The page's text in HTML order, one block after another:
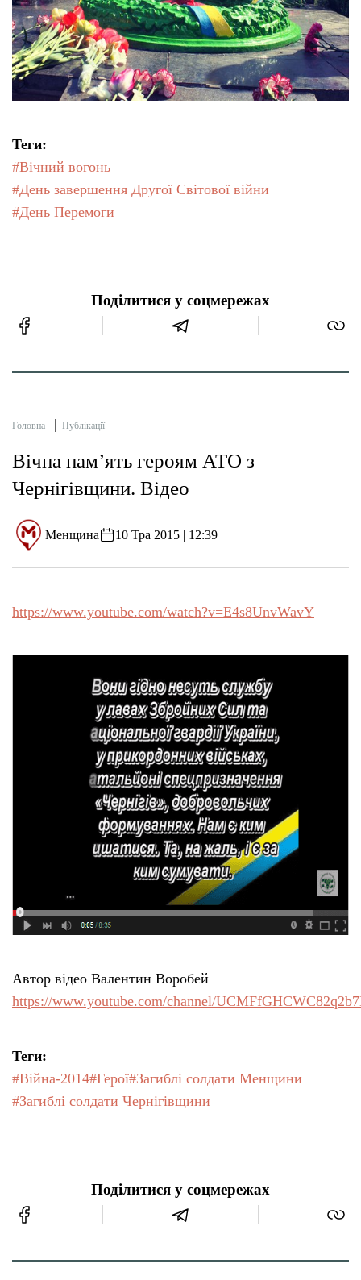
Теги:
#Вічний вогонь
#День завершення Другої Світової війни
#День Перемоги
Поділитися у соцмережах
Головна Публікації
Вічна пам’ять героям АТО з
Чернігівщини. Відео
Менщина 10 Тра 2015 | 12:39
https://www.youtube.com/watch?v=E4s8UnvWavY
Автор відео Валентин Воробей
https://www.youtube.com/channel/
Теги:
#Війна-2014#Герої#Загиблі солдати Менщини
#Загиблі солдати Чернігівщини
Поділитися у соцмережах